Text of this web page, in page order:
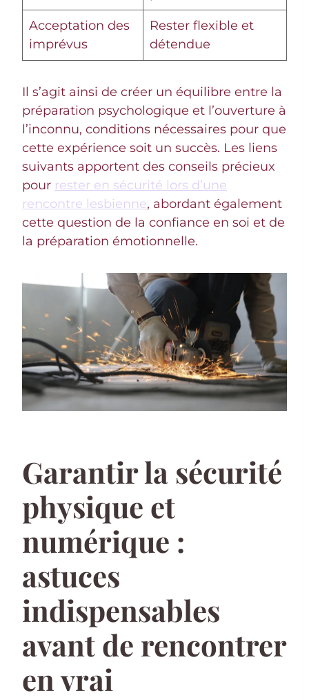
Acceptation des
imprévus
Rester flexible et
détendue
Il s’agit ainsi de créer un équilibre entre la
préparation psychologique et l’ouverture à
l’inconnu, conditions nécessaires pour que
cette expérience soit un succès. Les liens
suivants apportent des conseils précieux
pour rester en sécurité lors d’une
rencontre lesbienne, abordant également
cette question de la confiance en soi et de
la préparation émotionnelle.
Garantir la sécurité
physique et
numérique :
astuces
indispensables
avant de rencontrer
en vrai